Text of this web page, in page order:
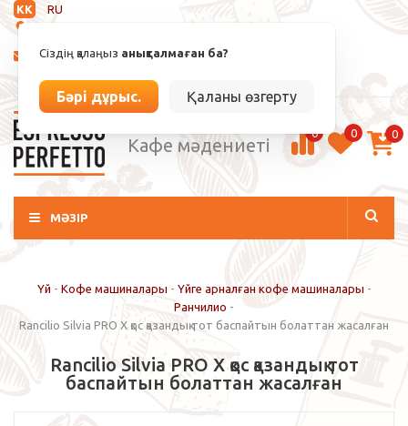
KK
RU
Сіздің қалаңыз анықталмаған ба?
Бәрі дұрыс. Қаланы өзгерту
info@espressoperfetto.kz
Кафе мәдениеті
0 0 0
МӘЗІР
Үй - Кофе машиналары - Үйге арналған кофе машиналары -
Ранчилио -
Rancilio Silvia PRO X қос қазандық тот баспайтын болаттан жасалған
Rancilio Silvia PRO X қос қазандық тот
баспайтын болаттан жасалған